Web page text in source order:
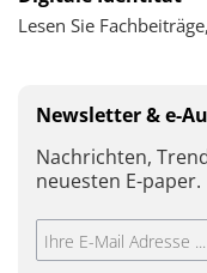
Lesen Sie
Newsletter & e-
Nachrichten,
neuesten E-paper.